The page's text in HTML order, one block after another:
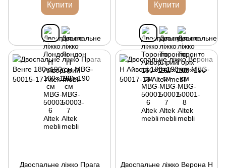
Купити Купити
Двоспальне ліжко Прага
Двоспальне ліжко Верона Н